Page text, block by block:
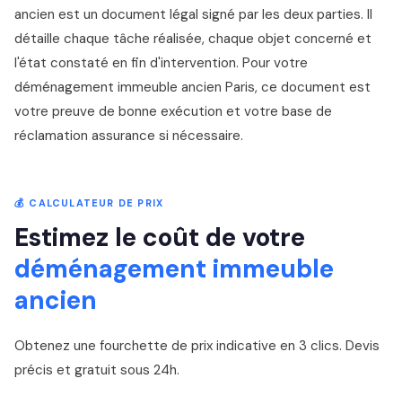
ancien est un document légal signé par les deux parties. Il
détaille chaque tâche réalisée, chaque objet concerné et
l'état constaté en fin d'intervention. Pour votre
déménagement immeuble ancien Paris, ce document est
votre preuve de bonne exécution et votre base de
réclamation assurance si nécessaire.
💰 CALCULATEUR DE PRIX
Estimez le coût de votre
déménagement immeuble
ancien
Obtenez une fourchette de prix indicative en 3 clics. Devis
précis et gratuit sous 24h.